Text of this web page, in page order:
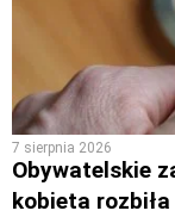
7 sierpnia 2026
Obywatelskie
kobieta